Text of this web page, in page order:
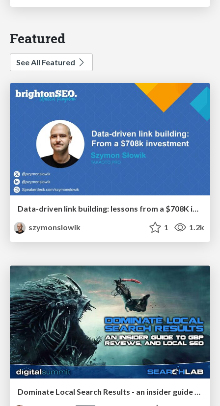
Featured
See All Featured
Data-driven link building: lessons from a $708K investment (BrightonSEO talk)
szymonslowik
1 1.2k
Dominate Local Search Results - an insider guide to GBP, reviews, and Local SEO